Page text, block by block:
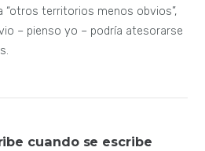
“otros territorios menos obvios”,
– pienso yo – podría atesorarse
cuando se escribe